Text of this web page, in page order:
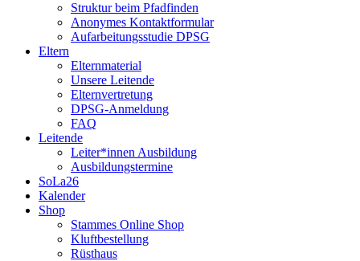
Struktur beim Pfadfinden
Anonymes Kontaktformular
Aufarbeitungsstudie DPSG
Eltern
Elternmaterial
Unsere Leitende
Elternvertretung
DPSG-Anmeldung
FAQ
Leitende
Leiter*innen Ausbildung
Ausbildungstermine
SoLa26
Kalender
Shop
Stammes Online Shop
Kluftbestellung
Rüsthaus